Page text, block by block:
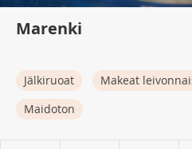
Marenki
Jälkiruoat Makeat
Maidoton